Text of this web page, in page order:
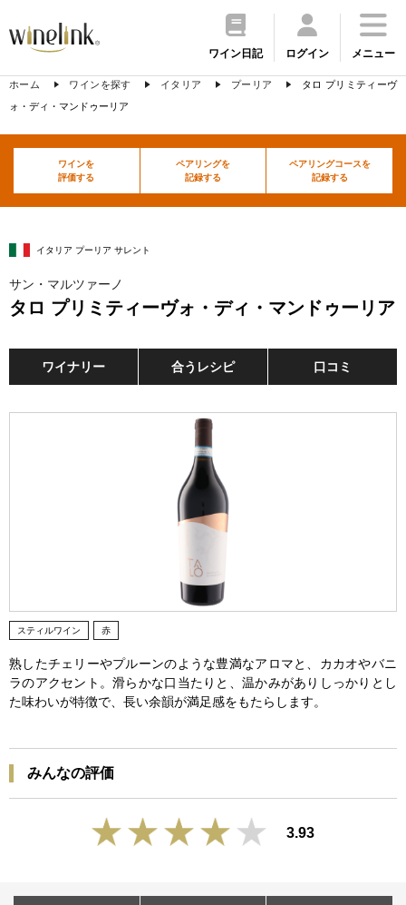
ワイン日記 ログイン メニュー
ホーム ワインを探す イタリア プーリア
タロ プリミティーヴ
ォ・ディ・マンドゥーリア
ワインを
評価する
ペアリングを
記録する
ペアリングコースを
記録する
イタリア プーリア サレント
サン・マルツァーノ
タロ プリミティーヴォ・ディ・マンドゥーリア
ワイナリー 合うレシピ 口コミ
スティルワイン 赤
熟したチェリーやプルーンのような豊満なアロマと、カカオやバニ
ラのアクセント。滑らかな口当たりと、温かみがありしっかりとし
た味わいが特徴で、長い余韻が満足感をもたらします。
みんなの評価
3.93